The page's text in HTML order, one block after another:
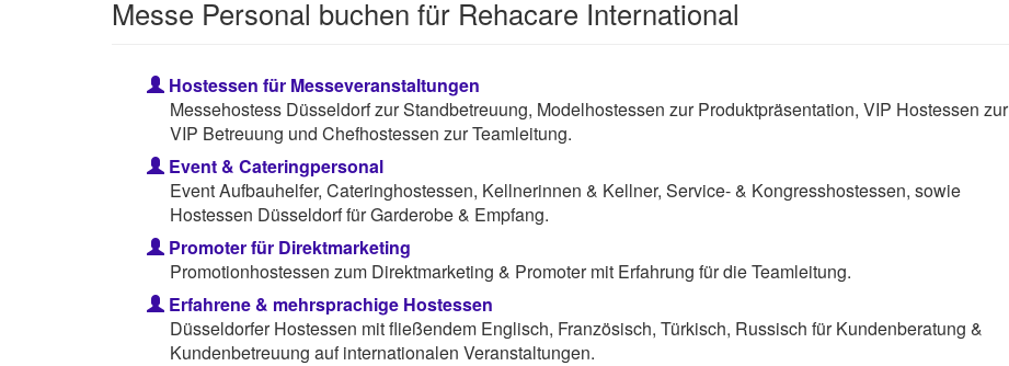
Messe Personal buchen für Rehacare International
Hostessen für Messeveranstaltungen
Messehostess Düsseldorf zur Standbetreuung, Modelhostessen zur Produktpräsentation, VIP Hostessen zur
VIP Betreuung und Chefhostessen zur Teamleitung.
Event & Cateringpersonal
Event Aufbauhelfer, Cateringhostessen, Kellnerinnen & Kellner, Service- & Kongresshostessen, sowie
Hostessen Düsseldorf für Garderobe & Empfang.
Promoter für Direktmarketing
Promotionhostessen zum Direktmarketing & Promoter mit Erfahrung für die Teamleitung.
Erfahrene & mehrsprachige Hostessen
Düsseldorfer Hostessen mit fließendem Englisch, Französisch, Türkisch, Russisch für Kundenberatung &
Kundenbetreuung auf internationalen Veranstaltungen.